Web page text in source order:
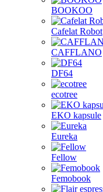
BOOKOO
Cafelat Robot
CAFFLANO
DF64
ecotree
EKO kapsule
Eureka
Fellow
Femobook